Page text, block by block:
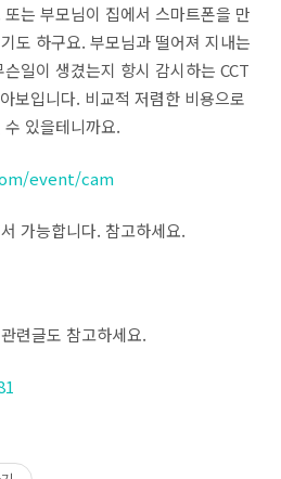
는 부모님이 집에서 스마트폰을 만
도 하구요. 부모님과 떨어져 지내는
일이 생겼는지 항시 감시하는 CCT
보입니다. 비교적 저렴한 비용으로
있을테니까요.
event/cam
가능합니다. 참고하세요.
련글도 참고하세요.